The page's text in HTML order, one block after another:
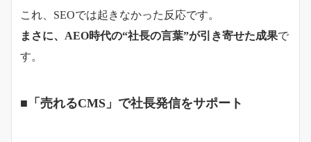
これ、SEOでは起きなかった反応です。
まさに、AEO時代の“社長の言葉”が引き寄せた成果で
す。
■「売れるCMS」で社長発信をサポート